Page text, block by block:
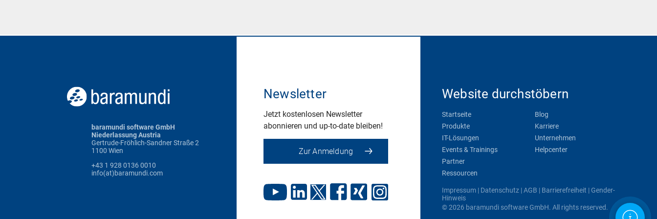
baramundi software GmbH
Niederlassung Austria
Gertrude-Fröhlich-Sandner Straße 2
1100 Wien
+43 1 928 0136 0010
info(at)baramundi.com
Newsletter
Jetzt kostenlosen Newsletter
abonnieren und up-to-date bleiben!
Zur Anmeldung
Website durchstöbern
Startseite
Produkte
IT-Lösungen
Events & Trainings
Partner
Ressourcen
Blog
Karriere
Unternehmen
Helpcenter
Impressum| Datenschutz|AGB | Barrierefreiheit | Gender-
Hinweis
© 2026 baramundi software GmbH. All rights reserved.